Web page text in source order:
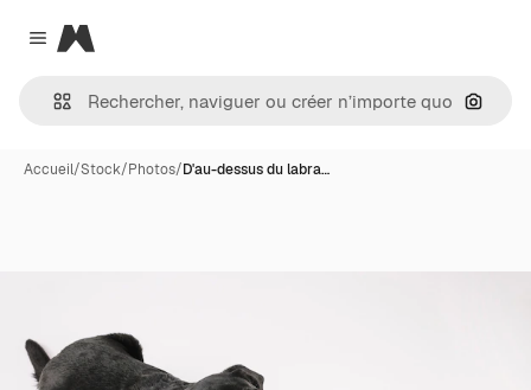
Close menu
Magnific
Accueil/Stock/Photos/D'au-dessus du labra…